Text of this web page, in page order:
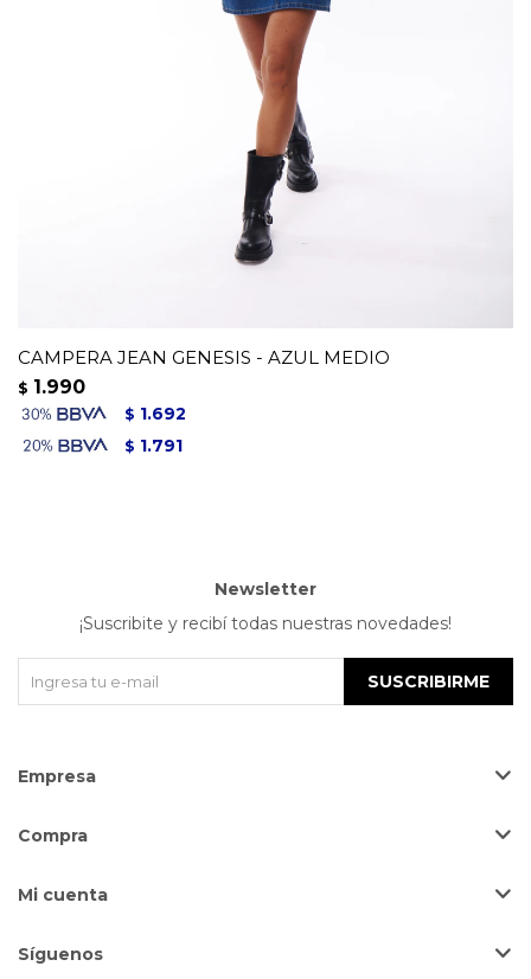
CAMPERA JEAN GENESIS - AZUL MEDIO
$ 1.990
$ 1.692
$ 1.791
Empresa
Compra
Mi cuenta
Síguenos
Newsletter
¡Suscribite y recibí todas nuestras novedades!
SUSCRIBIRME